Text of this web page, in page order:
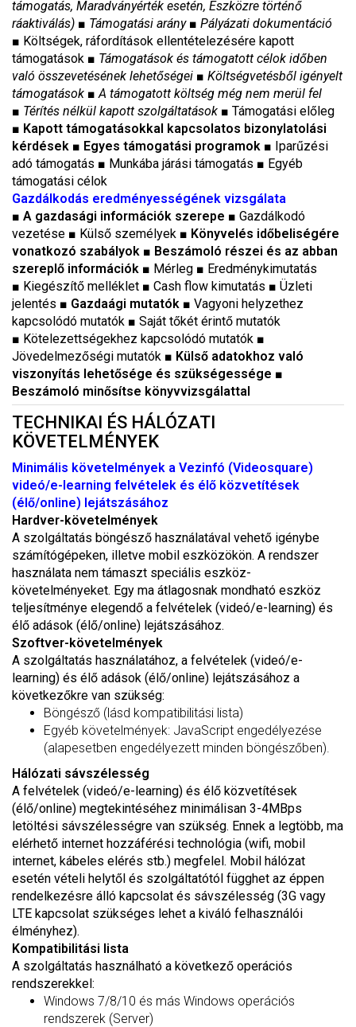
támogatás, Maradványérték esetén, Eszközre történő
ráaktiválás) ■ Támogatási arány ■ Pályázati dokumentáció
■ Költségek, ráfordítások ellentételezésére kapott
támogatások ■ Támogatások és támogatott célok időben
való összevetésének lehetőségei ■ Költségvetésből igényelt
támogatások ■A támogatott költség még nem merül fel
■ Térítés nélkül kapott szolgáltatások ■ Támogatási előleg
■ Kapott támogatásokkal kapcsolatos bizonylatolási
kérdések ■ Egyes támogatási programok ■ Iparűzési
adó támogatás ■ Munkába járási támogatás ■ Egyéb
támogatási célok
Gazdálkodás eredményességének vizsgálata
■ A gazdasági információk szerepe ■ Gazdálkodó
vezetése ■ Külső személyek ■ Könyvelés időbeliségére
vonatkozó szabályok ■ Beszámoló részei és az abban
szereplő információk ■ Mérleg ■ Eredménykimutatás
■ Kiegészítő melléklet ■ Cash flow kimutatás ■ Üzleti
jelentés ■ Gazdaági mutatók ■ Vagyoni helyzethez
kapcsolódó mutatók ■ Saját tőkét érintő mutatók
■ Kötelezettségekhez kapcsolódó mutatók ■
Jövedelmezőségi mutatók ■ Külső adatokhoz való
viszonyítás lehetősége és szükségessége ■
Beszámoló minősítse könyvvizsgálattal
TECHNIKAI ÉS HÁLÓZATI
KÖVETELMÉNYEK
Minimális követelmények a Vezinfó (Videosquare)
videó/e-learning felvételek és élő közvetítések
(élő/online) lejátszásához
Hardver-követelmények
A szolgáltatás böngésző használatával vehető igénybe
számítógépeken, illetve mobil eszközökön. A rendszer
használata nem támaszt speciális eszköz-
követelményeket. Egy ma átlagosnak mondható eszköz
teljesítménye elegendő a felvételek (videó/e-learning) és
élő adások (élő/online) lejátszásához.
Szoftver-követelmények
A szolgáltatás használatához, a felvételek (videó/e-
learning) és élő adások (élő/online) lejátszásához a
következőkre van szükség:
Böngésző (lásd kompatibilitási lista)
Egyéb követelmények: JavaScript engedélyezése
(alapesetben engedélyezett minden böngészőben).
Hálózati sávszélesség
A felvételek (videó/e-learning) és élő közvetítések
(élő/online) megtekintéséhez minimálisan 3-4MBps
letöltési sávszélességre van szükség. Ennek a legtöbb, ma
elérhető internet hozzáférési technológia (wifi, mobil
internet, kábeles elérés stb.) megfelel. Mobil hálózat
esetén vételi helytől és szolgáltatótól függhet az éppen
rendelkezésre álló kapcsolat és sávszélesség (3G vagy
LTE kapcsolat szükséges lehet a kiváló felhasználói
élményhez).
Kompatibilitási lista
A szolgáltatás használható a következő operációs
rendszerekkel:
Windows 7/8/10 és más Windows operációs
rendszerek (Server)